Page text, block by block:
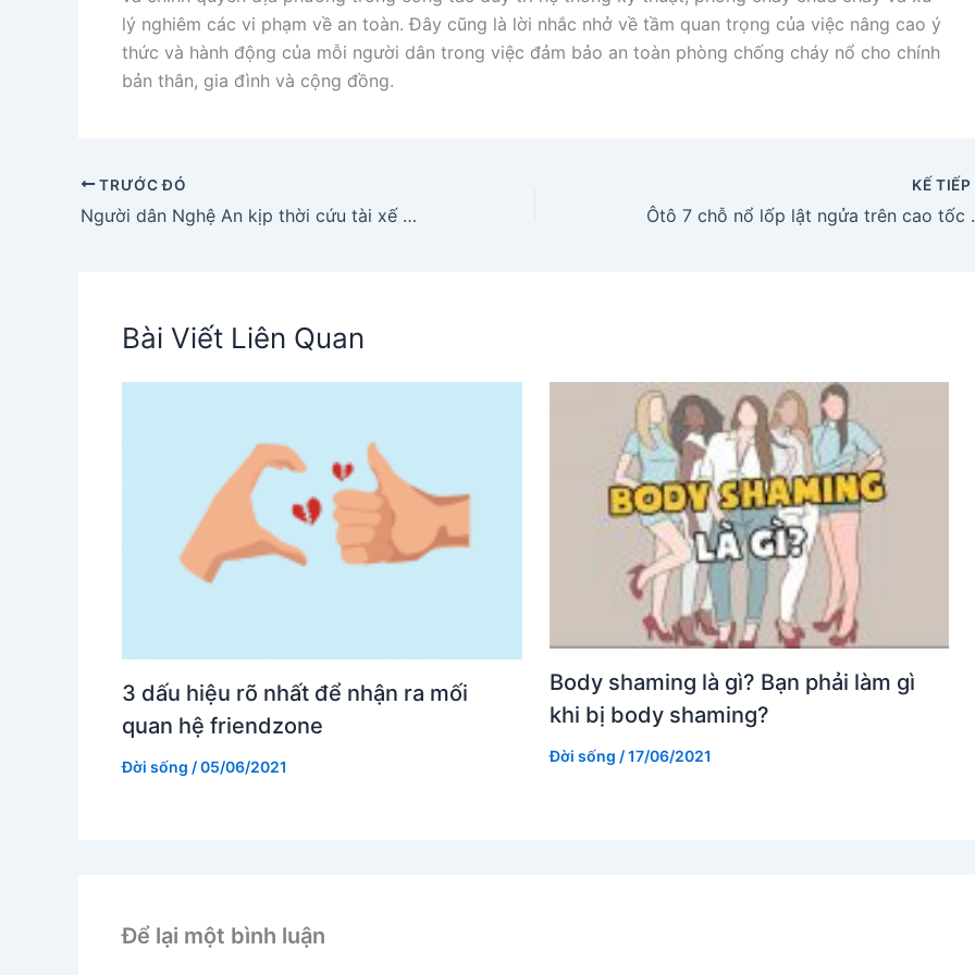
lý nghiêm các vi phạm về an toàn. Đây cũng là lời nhắc nhở về tầm quan trọng của việc nâng cao ý
thức và hành động của mỗi người dân trong việc đảm bảo an toàn phòng chống cháy nổ cho chính
bản thân, gia đình và cộng đồng.
TRƯỚC ĐÓ
Người dân Nghệ An kịp thời cứu tài xế ôtô bất tỉnh giữa đường
KẾ TIẾP
Ôtô 7 chỗ nổ
Bài Viết Liên Quan
3 dấu hiệu rõ nhất để nhận ra mối
quan hệ friendzone
Đời sống /05/06/2021
Body shaming là gì? Bạn phải làm gì
khi bị body shaming?
Đời sống /17/06/2021
Để lại một bình luận